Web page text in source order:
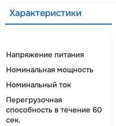
Характеристики
Напряжение питания
Номинальная мощность
Номинальный ток
Перегрузочная
способность в течение 60
сек.